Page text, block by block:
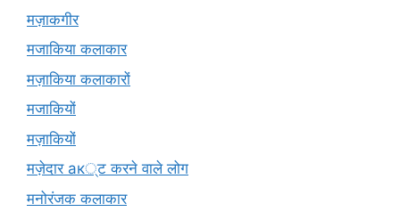
मज़ाकगीर
मजाकिया कलाकार
मज़ाकिया कलाकारों
मजाकियों
मज़ाकियों
मज़ेदार ак्ट करने वाले लोग
मनोरंजक कलाकार